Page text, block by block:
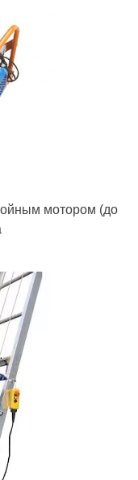
мотором (до